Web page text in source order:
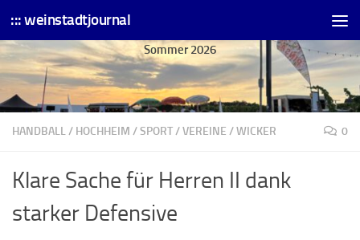
Skip to content
::: weinstadtjournal
Sommer 2026
HANDBALL/ HOCHHEIM /SPORT/VEREINE /WICKER 0
Klare Sache für Herren II dank
starker Defensive